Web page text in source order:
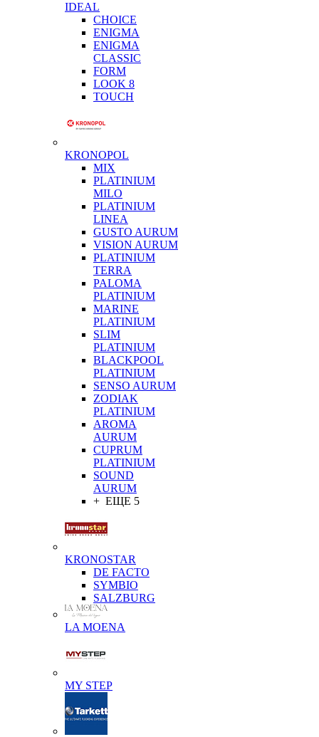
IDEAL
CHOICE
ENIGMA
ENIGMA
CLASSIC
FORM
LOOK 8
TOUCH
KRONOPOL
MIX
PLATINIUM
MILO
PLATINIUM
LINEA
GUSTO AURUM
VISION AURUM
PLATINIUM
TERRA
PALOMA
PLATINIUM
MARINE
PLATINIUM
SLIM
PLATINIUM
BLACKPOOL
PLATINIUM
SENSO AURUM
ZODIAK
PLATINIUM
AROMA
AURUM
CUPRUM
PLATINIUM
SOUND
AURUM
+ ЕЩЕ 5
KRONOSTAR
DE FACTO
SYMBIO
SALZBURG
LA MOENA
MY STEP